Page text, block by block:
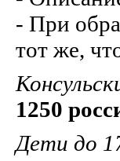
- При
тот же,
1250
Дети до